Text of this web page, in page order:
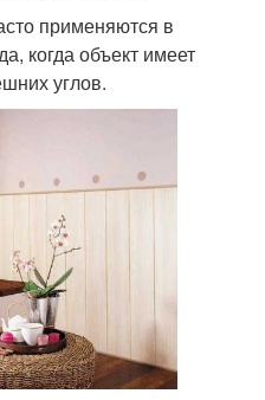
применяются в
когда объект имеет
углов.